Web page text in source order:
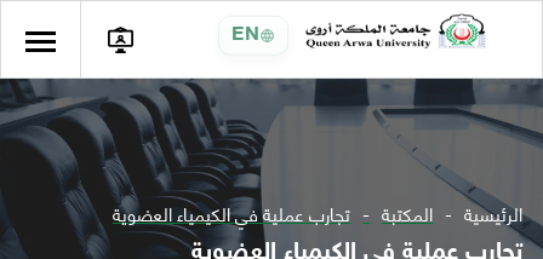
EN
الرئيسية المكتبة تجارب عملية في الكيمياء العضوية
تجارب عملية في الكيمياء العضوية